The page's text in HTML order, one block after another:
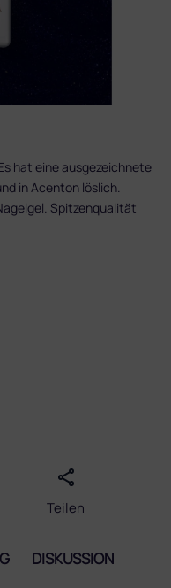
hat eine ausgezeichnete
in Acenton löslich.
Spitzenqualität
Teilen
DISKUSSION